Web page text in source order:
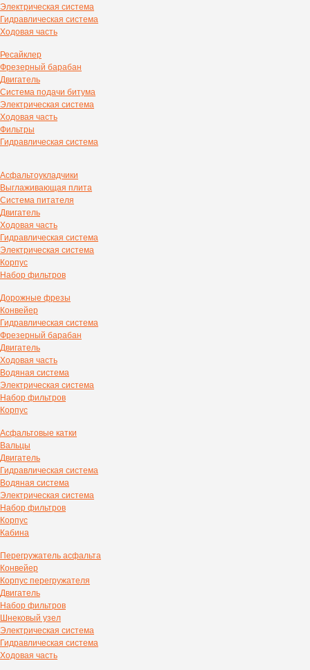
Электрическая система
Гидравлическая система
Ходовая часть
Ресайклер
Фрезерный барабан
Двигатель
Система подачи битума
Электрическая система
Ходовая часть
Фильтры
Гидравлическая система
Асфальтоукладчики
Выглаживающая плита
Система питателя
Двигатель
Ходовая часть
Гидравлическая система
Электрическая система
Корпус
Набор фильтров
Дорожные фрезы
Конвейер
Гидравлическая система
Фрезерный барабан
Двигатель
Ходовая часть
Водяная система
Электрическая система
Набор фильтров
Корпус
Асфальтовые катки
Вальцы
Двигатель
Гидравлическая система
Водяная система
Электрическая система
Набор фильтров
Корпус
Кабина
Перегружатель асфальта
Конвейер
Корпус перегружателя
Двигатель
Набор фильтров
Шнековый узел
Электрическая система
Гидравлическая система
Ходовая часть